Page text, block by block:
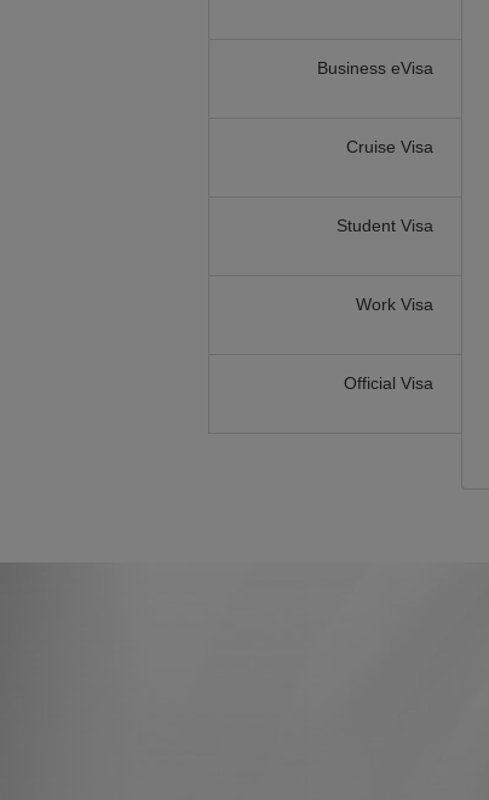
Business eVisa
Cruise Visa
Student Visa
Work Visa
Official Visa